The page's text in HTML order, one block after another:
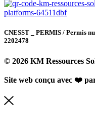
CNESST _ PERMIS / Permis
2202478
© 2026 KM Ressources
Site web conçu avec ❤️